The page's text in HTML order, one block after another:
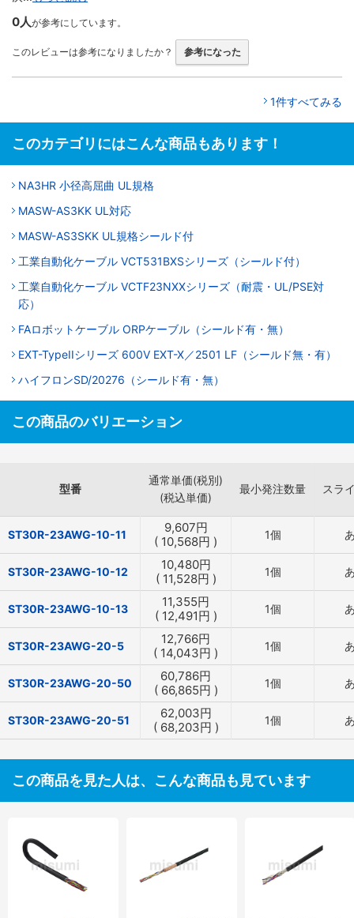
0人が参考にしています。
このレビューは参考になりましたか？ 参考になった
1件すべてみる
このカテゴリにはこんな商品もあります！
NA3HR 小径高屈曲 UL規格
MASW-AS3KK UL対応
MASW-AS3SKK UL規格シールド付
工業自動化ケーブル VCT531BXSシリーズ（シールド付）
工業自動化ケーブル VCTF23NXXシリーズ（耐震・UL/PSE対
応）
FAロボットケーブル ORPケーブル（シールド有・無）
EXT-TypeIIシリーズ 600V EXT-X／2501 LF（シールド無・有）
ハイフロンSD/20276（シールド有・無）
この商品のバリエーション
型番
通常単価(税別)
(税込単価)
最小発注数量 スラ
ST30R-23AWG-10-11 9,607円
( 10,568円 ) 1個
ST30R-23AWG-10-12 10,480円
( 11,528円 ) 1個
ST30R-23AWG-10-13 11,355円
( 12,491円 ) 1個
ST30R-23AWG-20-5 12,766円
( 14,043円 ) 1個
ST30R-23AWG-20-50 60,786円
( 66,865円 ) 1個
ST30R-23AWG-20-51 62,003円
( 68,203円 ) 1個
この商品を見た人は、こんな商品も見ています